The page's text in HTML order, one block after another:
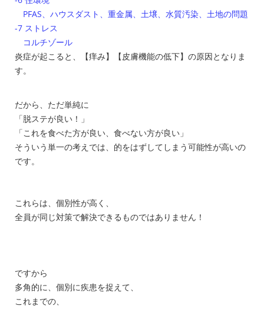
PFAS、ハウスダスト、重金属、土壌、水質汚染、土地の問題
-7 ストレス
コルチゾール
炎症が起こると、【痒み】【皮膚機能の低下】の原因となりま
す。
だから、ただ単純に
「脱ステが良い！」
「これを食べた方が良い、食べない方が良い」
そういう単一の考えでは、的をはずしてしまう可能性が高いの
です。
これらは、個別性が高く、
全員が同じ対策で解決できるものではありません！
ですから
多角的に、個別に疾患を捉えて、
これまでの、